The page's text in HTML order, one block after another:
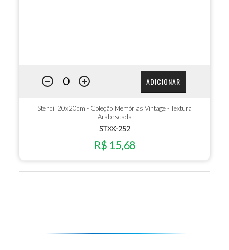
ADICIONAR
Stencil 20x20cm - Coleção Memórias Vintage - Textura
Arabescada
STXX-252
R$ 15,68